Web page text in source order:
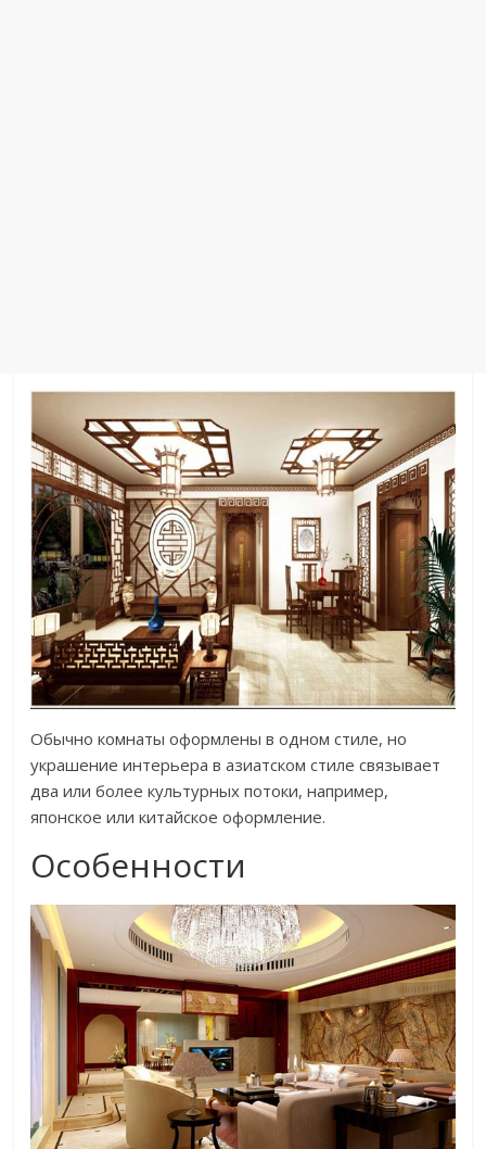
Обычно комнаты оформлены в одном стиле, но
украшение интерьера в азиатском стиле связывает
два или более культурных потоки, например,
японское или китайское оформление.
Особенности